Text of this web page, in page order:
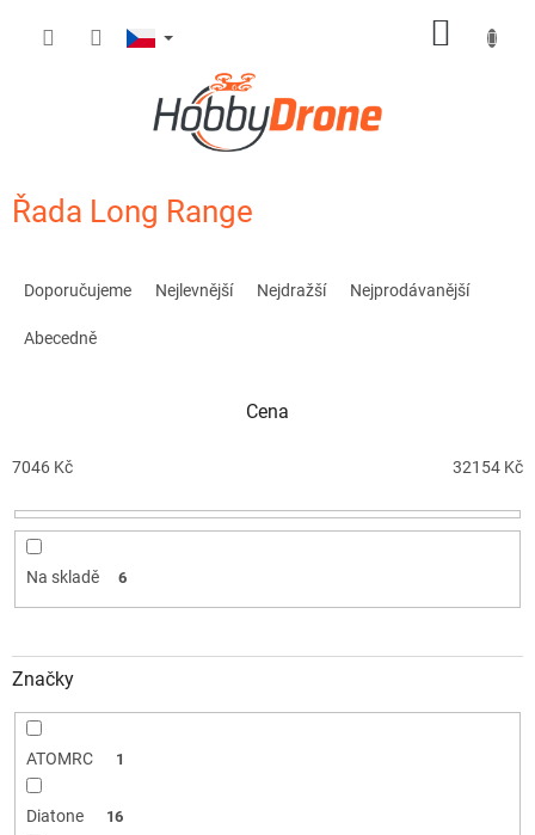
Řada Long Range
o
u
ů
Doporučujeme Nejlevnější Nejdražší Nejprodávanější
Abecedně
Cena
7046 Kč 32154 Kč
Na skladě 6
Značky
ATOMRC 1
Diatone 16